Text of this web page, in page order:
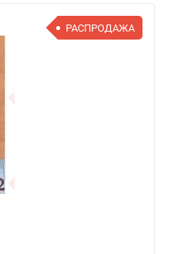
РАСПРОДАЖА